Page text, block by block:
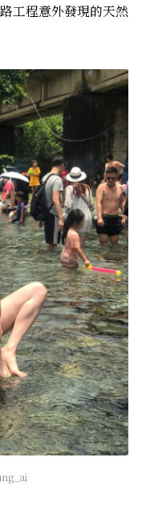
工程意外發現的天然